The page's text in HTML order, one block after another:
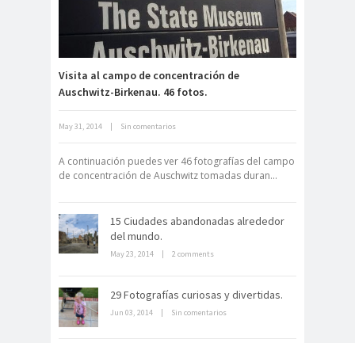
Archivo Getty, un tesoro bajo tierra
de indias
Visita al campo de concentración de
Auschwitz-Birkenau. 46 fotos.
May 31, 2014 | Sin comentarios
A continuación puedes ver 46 fotografías del campo
de concentración de Auschwitz tomadas duran...
15 Ciudades abandonadas alrededor
del mundo.
May 23, 2014 | 2 comments
29 Fotografías curiosas y divertidas.
Jun 03, 2014 | Sin comentarios